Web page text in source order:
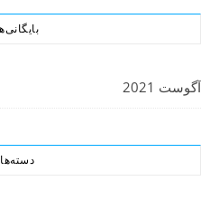
آگوست 2021
دسته‌ها